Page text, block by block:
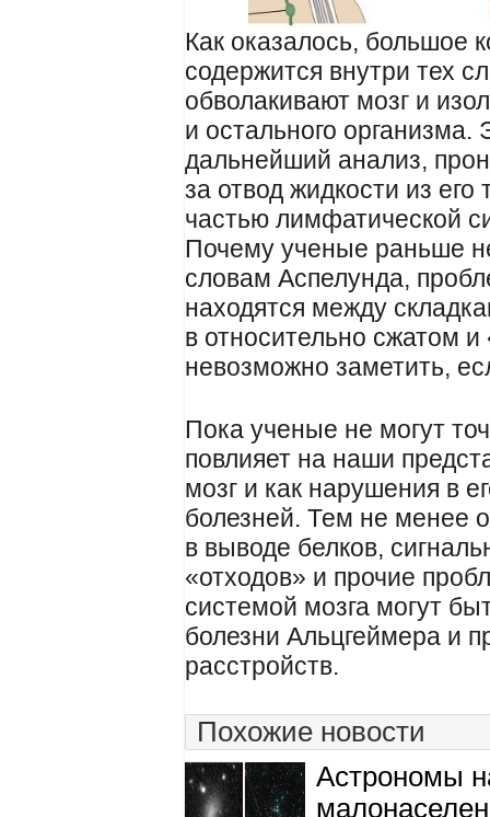
Как оказалось, большое
содержится внутри тех
обволакивают мозг и
и остального организма.
дальнейший анализ,
за отвод жидкости из
частью лимфатической
Почему ученые раньше
словам Аспелунда,
находятся между
в относительно сжатом
невозможно заметить,
Пока ученые не могут
повлияет на наши
мозг и как нарушения в
болезней. Тем не менее
в выводе белков,
«отходов» и прочие
системой мозга могут
болезни Альцгеймера и
расстройств.
Похожие новости
Астрономы